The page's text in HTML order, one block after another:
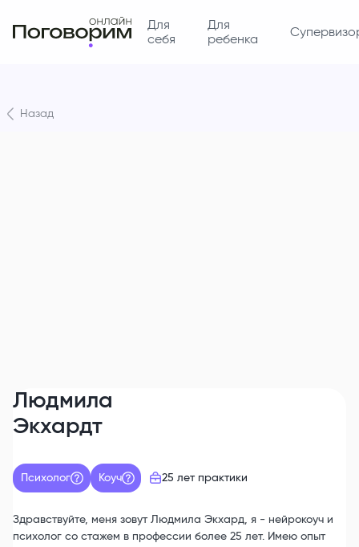
Для
себя
Для
ребенка
Назад
Людмила
Экхардт
Психолог Коуч 25 летпрактики
Здравствуйте, меня зовут Людмила Экхард, я - нейрокоуч и
психолог со стажем в профессии более 25 лет. Имею опыт